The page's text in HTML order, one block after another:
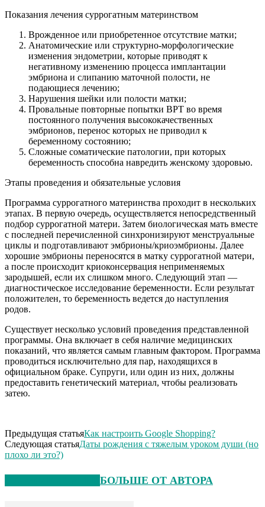
Показания лечения суррогатным материнством
Врожденное или приобретенное отсутствие матки;
Анатомические или структурно-морфологические
изменения эндометрии, которые приводят к
негативному изменению процесса имплантации
эмбриона и слипанию маточной полости, не
подающиеся лечению;
Нарушения шейки или полости матки;
Провальные повторные попытки ВРТ во время
постоянного получения высококачественных
эмбрионов, перенос которых не приводил к
беременному состоянию;
Сложные соматические патологии, при которых
беременность способна навредить женскому здоровью.
Этапы проведения и обязательные условия
Программа суррогатного материнства проходит в нескольких
этапах. В первую очередь, осуществляется непосредственный
подбор суррогатной матери. Затем биологическая мать вместе
с последней перечисленной синхронизируют менструальные
циклы и подготавливают эмбрионы/криоэмбрионы. Далее
хорошие эмбрионы переносятся в матку суррогатной матери,
а после происходит криоконсервация неприменяемых
зародышей, если их слишком много. Следующий этап —
диагностическое исследование беременности. Если результат
положителен, то беременность ведется до наступления
родов.
Существует несколько условий проведения представленной
программы. Она включает в себя наличие медицинских
показаний, что является самым главным фактором. Программа
проводиться исключительно для пар, находящихся в
официальном браке. Супруги, или один из них, должны
предоставить генетический материал, чтобы реализовать
затею.
Предыдущая статьяКак настроить Google Shopping?
Следующая статьяДаты рождения с тяжелым уроком души (но
плохо ли это?)
БОЛЬШЕ ОТ АВТОРА